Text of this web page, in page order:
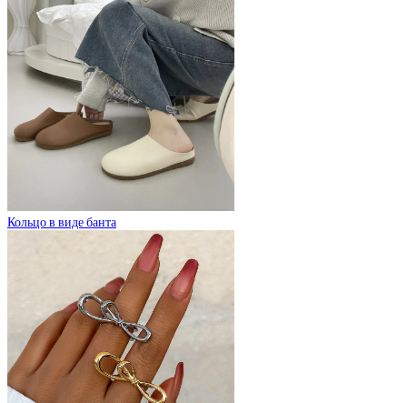
Кольцо в виде банта